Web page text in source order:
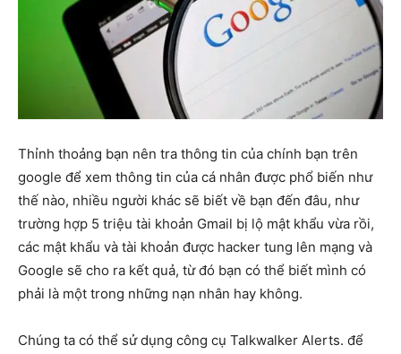
Thỉnh thoảng bạn nên tra thông tin của chính bạn trên
google để xem thông tin của cá nhân được phổ biến như
thế nào, nhiều người khác sẽ biết về bạn đến đâu, như
trường hợp 5 triệu tài khoản Gmail bị lộ mật khẩu vừa rồi,
các mật khẩu và tài khoản được hacker tung lên mạng và
Google sẽ cho ra kết quả, từ đó bạn có thể biết mình có
phải là một trong những nạn nhân hay không.
Chúng ta có thể sử dụng công cụ Talkwalker Alerts. để